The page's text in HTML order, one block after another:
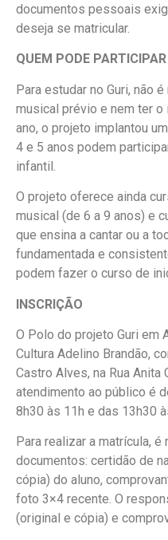
documentos pessoais
deseja se matricular.
QUEM PODE PARTICIPAR
Para estudar no Guri, não
musical prévio e nem ter
ano, o projeto implantou
4 e 5 anos podem
infantil.
O projeto oferece ainda
musical (de 6 a 9 anos) e
que ensina a cantar ou a
fundamentada e
podem fazer o curso de
INSCRIÇÃO
O Polo do projeto Guri em
Cultura Adelino Brandão,
Castro Alves, na Rua Anita
atendimento ao público é
8h30 às 11h e das 13h30
Para realizar a matrícula,
documentos: certidão de
cópia) do aluno,
foto 3×4 recente. O
(original e cópia) e